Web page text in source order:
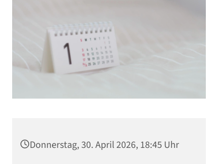
Donnerstag, 30. April 2026, 18:45 Uhr